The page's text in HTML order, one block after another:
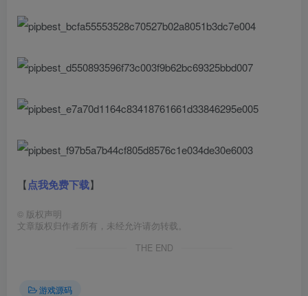
【点我免费下载】
© 版权声明
文章版权归作者所有，未经允许请勿转载。
THE END
游戏源码